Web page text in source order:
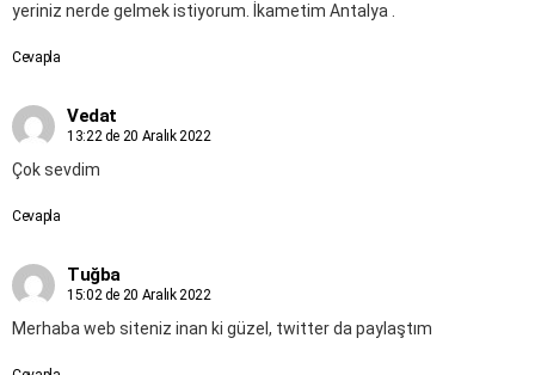
yeriniz nerde gelmek istiyorum. İkametim Antalya .
Cevapla
Vedat
13:22 de 20 Aralık 2022
Çok sevdim
Cevapla
Tuğba
15:02 de 20 Aralık 2022
Merhaba web siteniz inan ki güzel, twitter da paylaştım